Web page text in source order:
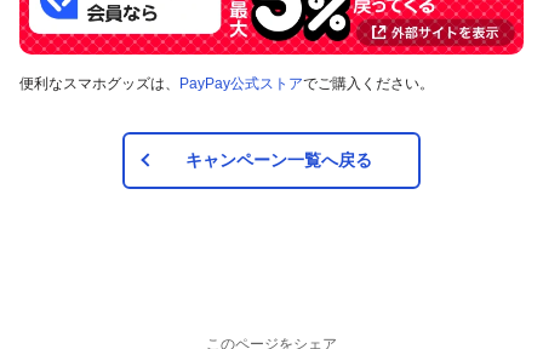
便利なスマホグッズは、 PayPay公式ストアでご購入ください。
キャンペーン一覧へ戻る
このページをシェア